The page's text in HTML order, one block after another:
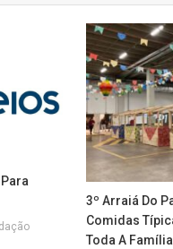
3º Arraiá Do
Comidas
Toda A Família